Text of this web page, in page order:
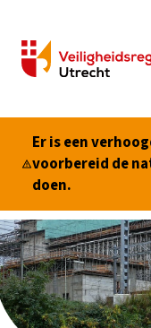
Er is een
voorbereid de
doen.